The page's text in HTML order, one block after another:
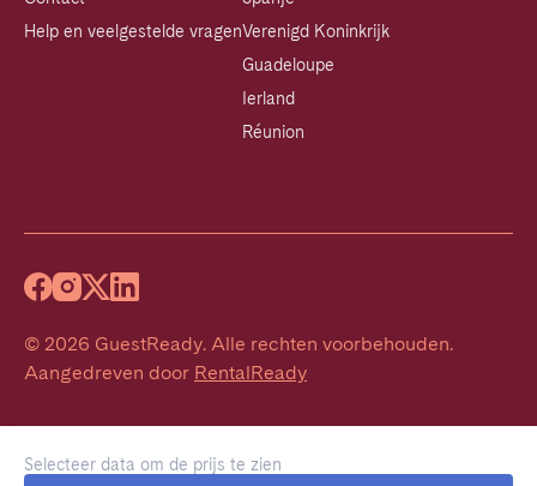
Selecteer data om de prijs te zien
Help en veelgestelde vragenVerenigd Koninkrijk
Guadeloupe
Ierland
Réunion
© 2026 GuestReady. Alle rechten voorbehouden.
Aangedreven door RentalReady